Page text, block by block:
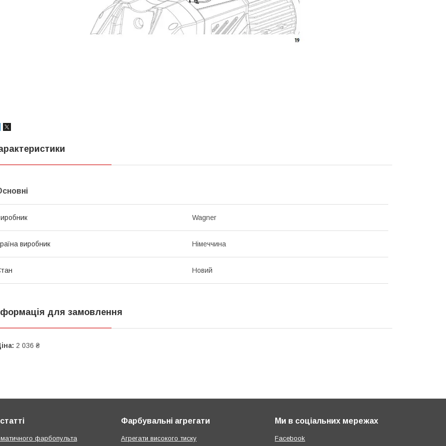
Wagner
виробник Німеччина
Новий
для замовлення
2 036 ₴
фарбопульта
Фарбувальні агрегати
Агрегати високого тиску
Ми в соціальних мережах
Facebook